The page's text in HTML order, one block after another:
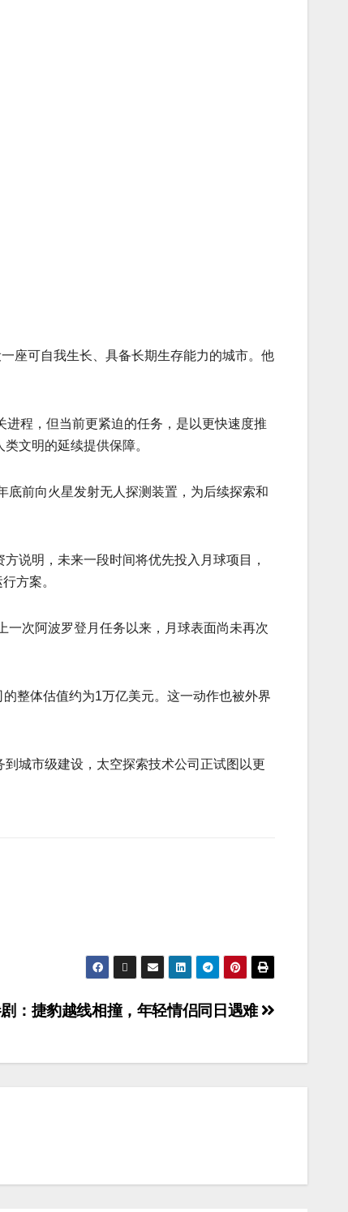
座可自我生长、具备长期生存能力的城市。他
程，但当前更紧迫的任务，是以更快速度推
文明的延续提供保障。
前向火星发射无人探测装置，为后续探索和
说明，未来一段时间将优先投入月球项目，
方案。
次阿波罗登月任务以来，月球表面尚未再次
整体估值约为1万亿美元。这一动作也被外界
城市级建设，太空探索技术公司正试图以更
：捷豹越线相撞，年轻情侣同日遇难